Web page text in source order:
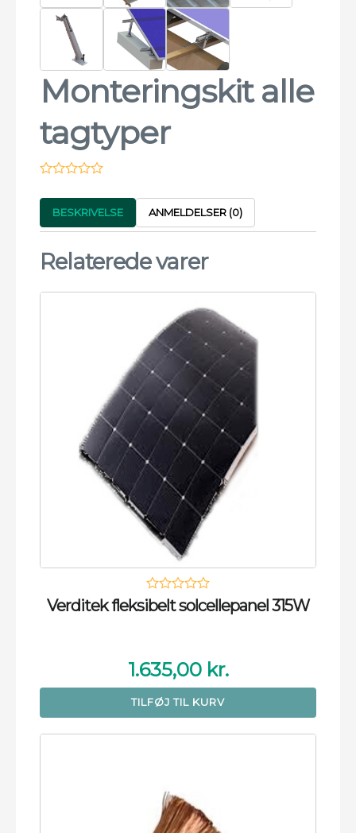
Monteringskit alle
tagtyper
BESKRIVELSE ANMELDELSER (0)
Relaterede varer
Verditek fleksibelt solcellepanel 315W
1.635,00 kr.
TILFØJ TIL KURV